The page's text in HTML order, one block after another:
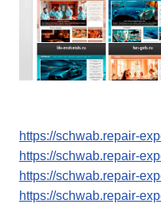
https://schwab.repair-
https://schwab.repair-
https://schwab.repair-
https://schwab.repair-